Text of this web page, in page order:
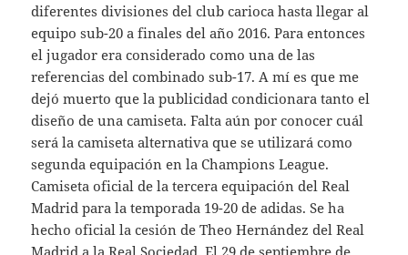
diferentes divisiones del club carioca hasta llegar al
equipo sub-20 a finales del año 2016. Para entonces
el jugador era considerado como una de las
referencias del combinado sub-17. A mí es que me
dejó muerto que la publicidad condicionara tanto el
diseño de una camiseta. Falta aún por conocer cuál
será la camiseta alternativa que se utilizará como
segunda equipación en la Champions League.
Camiseta oficial de la tercera equipación del Real
Madrid para la temporada 19-20 de adidas. Se ha
hecho oficial la cesión de Theo Hernández del Real